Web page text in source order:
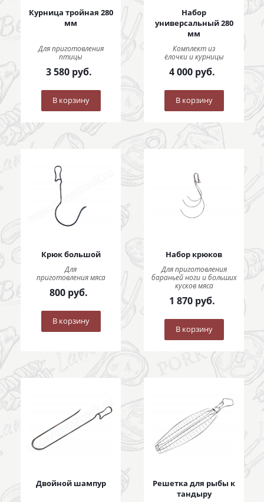
Курница тройная 280
мм
Для приготовления
птицы
3 580руб.
В корзину
Набор
универсальный 280
мм
Комплект из
ёлочки и курницы
4 000руб.
В корзину
Крюк большой
Для
приготовления мяса
800 руб.
В корзину
Набор крюков
Для приготовления
бараньей ноги и больших
кусков мяса
1 870руб.
В корзину
Двойной шампур
Решетка для рыбы к
тандыру